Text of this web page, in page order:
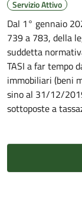
Servizio Attivo
Dal 1° gennaio
739 a 783, della
suddetta
TASI a far tempo
immobiliari (beni
sino al 31/12/
sottoposte a